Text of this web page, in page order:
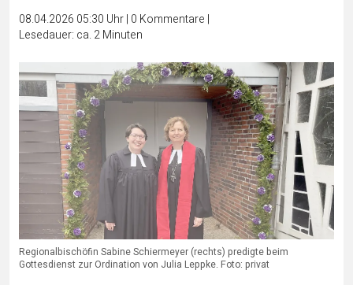
08.04.2026 05:30 Uhr| 0 Kommentare |
Lesedauer: ca. 2 Minuten
Regionalbischöfin Sabine Schiermeyer (rechts) predigte beim
Gottesdienst zur Ordination von Julia Leppke. Foto: privat